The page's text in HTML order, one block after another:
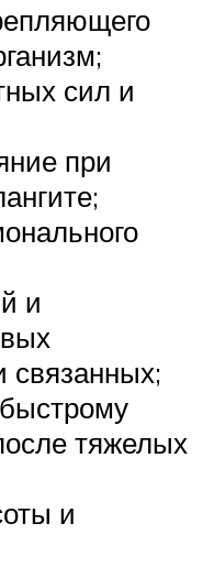
сил и
при
и
тяжелых
и